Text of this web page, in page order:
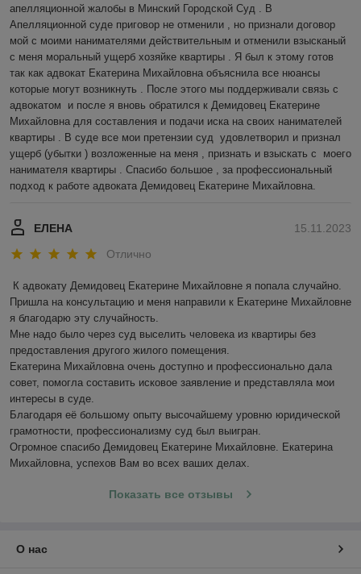
апелляционной жалобы в Минский Городской Суд . В
Апелляционной суде приговор не отменили , но признали договор
мой с моими нанимателями действительным и отменили взысканый
с меня моральный ущерб хозяйке квартиры . Я был к этому готов
так как адвокат Екатерина Михайловна объяснила все нюансы
которые могут возникнуть . После этого мы поддерживали связь с
адвокатом  и после я вновь обратился к Демидовец Екатерине
Михайловна для составления и подачи иска на своих нанимателей
квартиры . В суде все мои претензии суд  удовлетворил и признал
ущерб (убытки ) возложенные на меня , признать и взыскать с  моего
нанимателя квартиры . Спасибо большое , за профессиональный
подход к работе адвоката Демидовец Екатерине Михайловна.
15.11.2023
ЕЛЕНА
Отлично
К адвокату Демидовец Екатерине Михайловне я попала случайно.
Пришла на консультацию и меня направили к Екатерине Михайловне
я благодарю эту случайность.
Мне надо было через суд выселить человека из квартиры без
предоставления другого жилого помещения.
Екатерина Михайловна очень доступно и профессионально дала
совет, помогла составить исковое заявление и представляла мои
интересы в суде.
Благодаря её большому опыту высочайшему уровню юридической
грамотности, профессионализму суд был выигран.
Огромное спасибо Демидовец Екатерине Михайловне. Екатерина
Михайловна, успехов Вам во всех ваших делах.
Показать все отзывы
О нас